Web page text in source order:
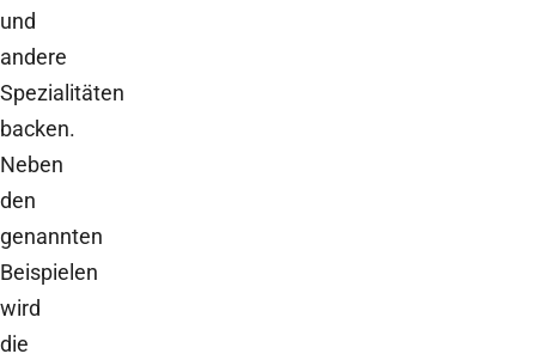
und
andere
Spezialitäten
backen.
Neben
den
genannten
Beispielen
wird
die